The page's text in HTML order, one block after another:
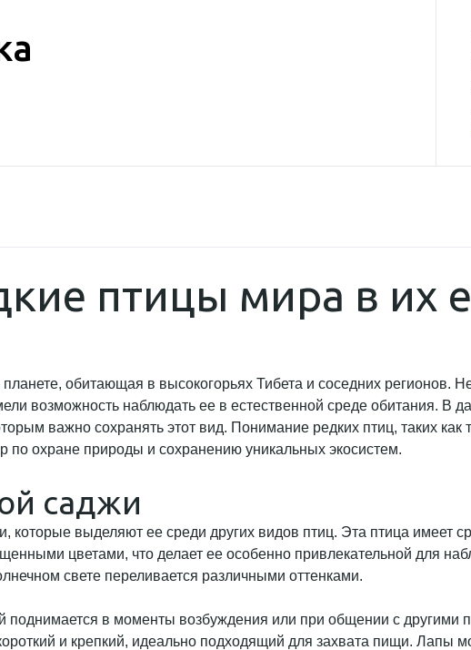
птицы мира в их
обитающая в высокогорьях Тибета и соседних регионов.
возможность наблюдать ее в естественной среде обитания. В
важно сохранять этот вид. Понимание редких птиц, таких как
по охране природы и сохранению уникальных экосистем.
саджи
выделяют ее среди других видов птиц. Эта птица имеет
цветами, что делает ее особенно привлекательной для
свете переливается различными оттенками.
в моменты возбуждения или при общении с другими
и крепкий, идеально подходящий для захвата пищи. Лапы